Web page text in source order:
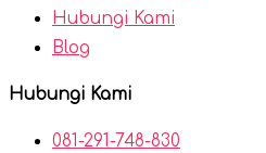
Hubungi Kami
Blog
Hubungi Kami
081-291-748-830